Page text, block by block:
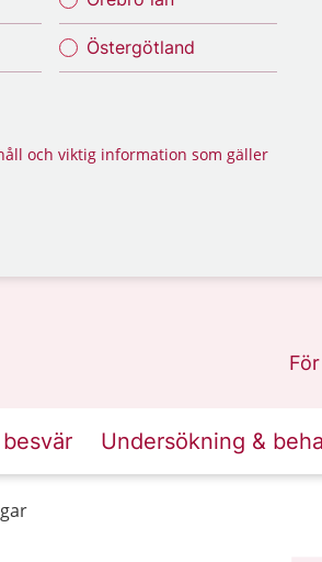
Östergötland
och viktig information som gäller
Undersökning &